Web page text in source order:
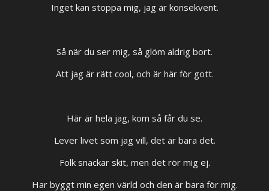
Inget kan stoppa mig, jag är konsekvent.
Så när du ser mig, så glöm aldrig bort.
Att jag är rätt cool, och är här för gott.
Här är hela jag, kom så får du se.
Lever livet som jag vill, det är bara det.
Folk snackar skit, men det rör mig ej.
Har byggt min egen värld och den är bara för mig.